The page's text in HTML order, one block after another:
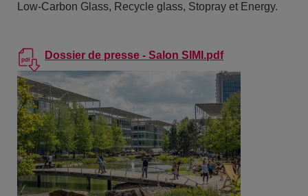
Low-Carbon Glass, Recycle glass, Stopray et Energy.
Dossier de presse - Salon SIMI.pdf